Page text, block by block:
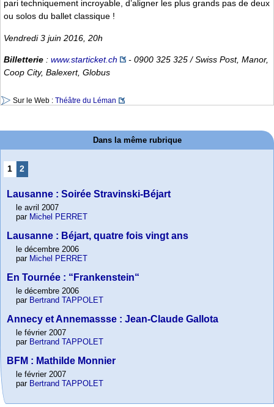
pari techniquement incroyable, d’aligner les plus grands pas de deux
ou solos du ballet classique !
Vendredi 3 juin 2016, 20h
Billetterie : www.starticket.ch
- 0900 325 325 / Swiss Post, Manor,
Coop City, Balexert, Globus
Sur le Web : Théâtre du Léman
Dans la même rubrique
1 2
Lausanne : Soirée Stravinski-Béjart
le avril 2007
par Michel PERRET
Lausanne : Béjart, quatre fois vingt ans
le décembre 2006
par Michel PERRET
En Tournée : “Frankenstein“
le décembre 2006
par Bertrand TAPPOLET
Annecy et Annemassse : Jean-Claude Gallota
le février 2007
par Bertrand TAPPOLET
BFM : Mathilde Monnier
le février 2007
par Bertrand TAPPOLET